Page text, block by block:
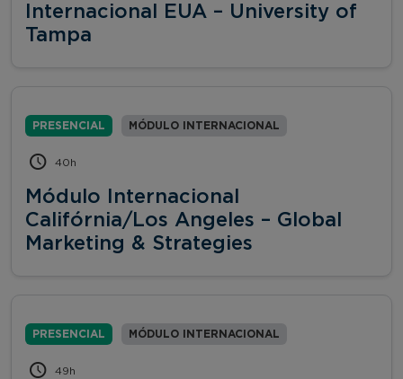
Internacional EUA – University of
Tampa
PRESENCIAL MÓDULO INTERNACIONAL
40h
Módulo Internacional
Califórnia/Los Angeles – Global
Marketing & Strategies
PRESENCIAL MÓDULO INTERNACIONAL
49h